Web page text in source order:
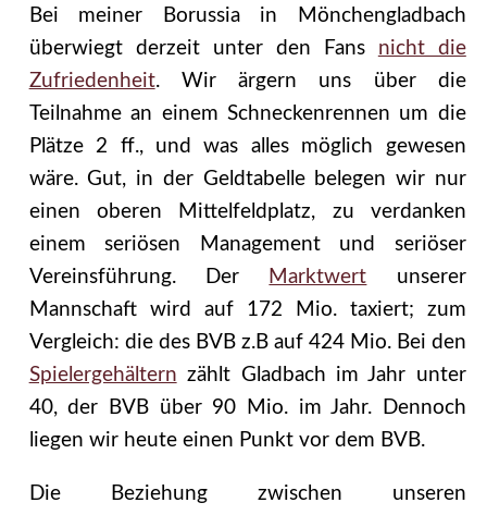
Bei meiner Borussia in Mönchengladbach
überwiegt derzeit unter den Fans nicht die
Zufriedenheit. Wir ärgern uns über die
Teilnahme an einem Schneckenrennen um die
Plätze 2 ff., und was alles möglich gewesen
wäre. Gut, in der Geldtabelle belegen wir nur
einen oberen Mittelfeldplatz, zu verdanken
einem seriösen Management und seriöser
Vereinsführung. Der
Marktwert unserer
Mannschaft wird auf 172 Mio. taxiert; zum
Vergleich: die des BVB z.B auf 424 Mio. Bei den
Spielergehältern zählt Gladbach im Jahr unter
40, der BVB über 90 Mio. im Jahr. Dennoch
liegen wir heute einen Punkt vor dem BVB.
Die Beziehung zwischen unseren